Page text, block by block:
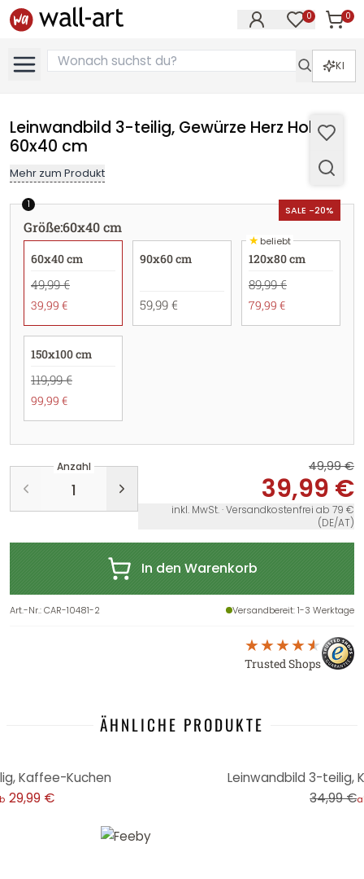
0 0
KI
Leinwandbild 3-teilig, Gewürze Herz Holz -
60x40 cm
Mehr zum Produkt
SALE -20%
1
Größe:60x40 cm
60x40 cm
49,99 €
39,99 €
90x60 cm
59,99 €
★beliebt
120x80 cm
89,99 €
79,99 €
150x100 cm
119,99 €
99,99 €
Anzahl 49,99 €
39,99 €
inkl. MwSt. · Versandkostenfrei ab 79 €
(DE/AT)
In den Warenkorb
Art.-Nr.:CAR-10481-2 Versandbereit: 1-3 Werktage
Trusted Shops
ÄHNLICHE PRODUKTE
Kaffee-Kuchen
29,99 €
Leinwandbild 3-teilig,
34,99 €